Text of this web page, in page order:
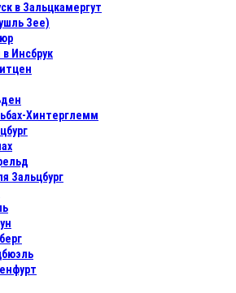
в Зальцкамергут
Зее)
Инсбрук
Хинтерглемм
Зальцбург